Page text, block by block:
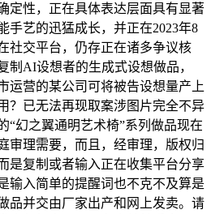
定性，正在具体表达层面具有显著
手艺的迅猛成长，并正在2023年8
社交平台，仍存正在诸多争议核
制AI设想者的生成式设想做品，
运营的某公司可将被告设想量产上
？已无法再现取案涉图片完全不异
“幻之翼通明艺术椅”系列做品现在
审理需要，而且，经审理，版权归
是复制或者输入正在收集平台分享
输入简单的提醒词也不克不及算是
品并交由厂家出产和网上发卖。请